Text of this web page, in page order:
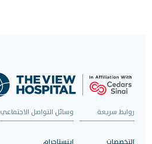
روابط سريعة
التخصصات
وسائل التواصل الاجتماعي
إينستاجرام